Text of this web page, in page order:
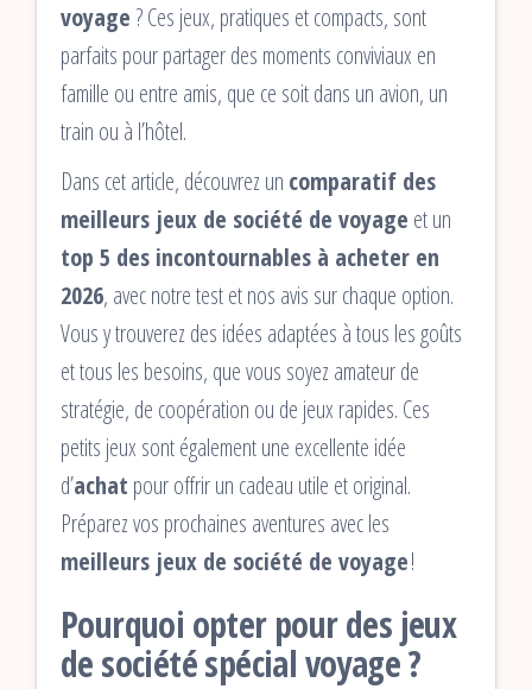
voyage ? Ces jeux, pratiques et compacts, sont
parfaits pour partager des moments conviviaux en
famille ou entre amis, que ce soit dans un avion, un
train ou à l’hôtel.
Dans cet article, découvrez un comparatif des
meilleurs jeux de société de voyage et un
top 5 des incontournables à acheter en
2026, avec notre test et nos avis sur chaque option.
Vous y trouverez des idées adaptées à tous les goûts
et tous les besoins, que vous soyez amateur de
stratégie, de coopération ou de jeux rapides. Ces
petits jeux sont également une excellente idée
d’achat pour offrir un cadeau utile et original.
Préparez vos prochaines aventures avec les
meilleurs jeux de société de voyage!
Pourquoi opter pour des jeux
de société spécial voyage ?